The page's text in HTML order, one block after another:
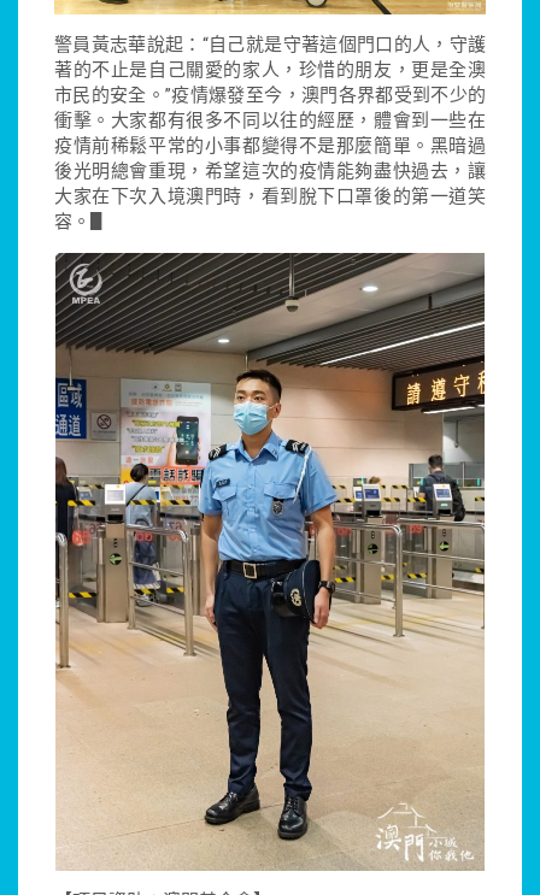
警員黃志華說起：“自己就是守著這個門口的人，守護
著的不止是自己關愛的家人，珍惜的朋友，更是全澳
市民的安全。”疫情爆發至今，澳門各界都受到不少的
衝擊。大家都有很多不同以往的經歷，體會到一些在
疫情前稀鬆平常的小事都變得不是那麼簡單。黑暗過
後光明總會重現，希望這次的疫情能夠盡快過去，讓
大家在下次入境澳門時，看到脫下口罩後的第一道笑
容。▋